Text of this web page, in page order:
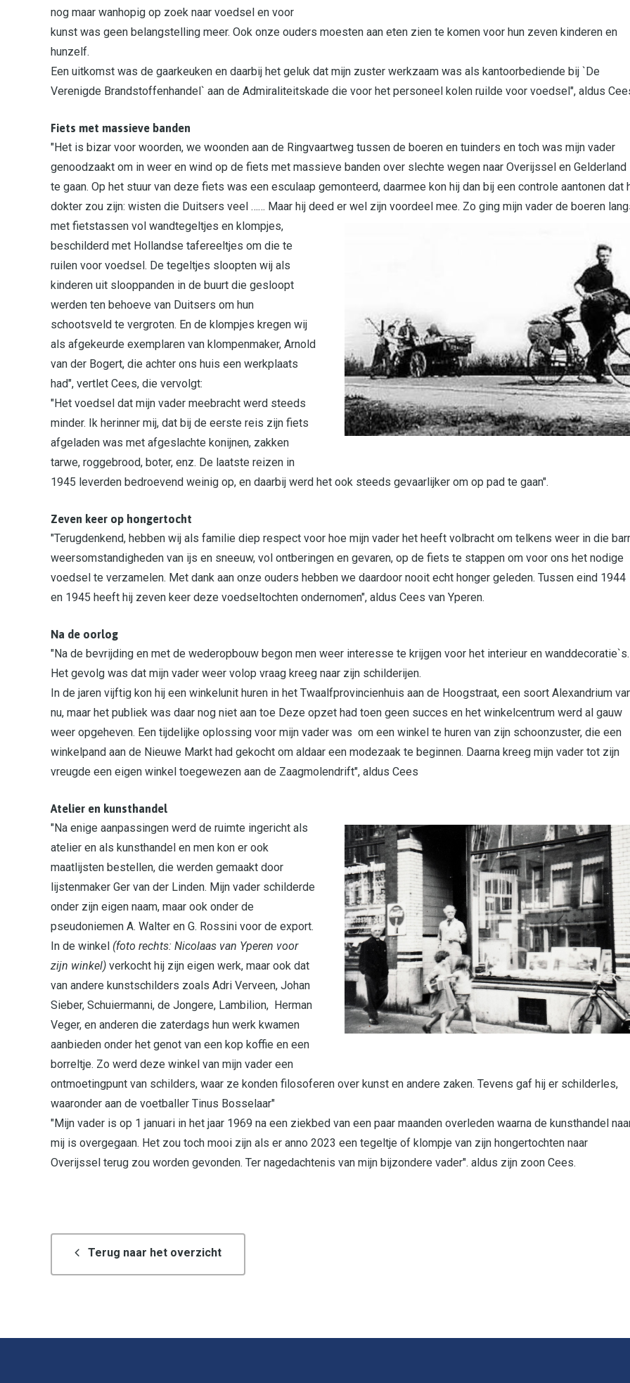
nog maar wanhopig op zoek naar voedsel en voor
kunst was geen belangstelling meer. Ook onze ouders moesten aan eten zien te komen voor hun zeven kinderen en
hunzelf.
Een uitkomst was de gaarkeuken en daarbij het geluk dat mijn zuster werkzaam was als kantoorbediende bij `De
Verenigde Brandstoffenhandel` aan de Admiraliteitskade die voor het personeel kolen ruilde voor voedsel", aldus
Fiets met massieve banden
"Het is bizar voor woorden, we woonden aan de Ringvaartweg tussen de boeren en tuinders en toch was mijn vader
genoodzaakt om in weer en wind op de fiets met massieve banden over slechte wegen naar Overijssel en Gelderland
te gaan. Op het stuur van deze fiets was een esculaap gemonteerd, daarmee kon hij dan bij een controle aantonen dat
dokter zou zijn: wisten die Duitsers veel …… Maar hij deed er wel zijn voordeel mee. Zo ging mijn vader de boeren
met fietstassen vol wandtegeltjes en klompjes,
beschilderd met Hollandse tafereeltjes om die te
ruilen voor voedsel. De tegeltjes sloopten wij als
kinderen uit slooppanden in de buurt die gesloopt
werden ten behoeve van Duitsers om hun
schootsveld te vergroten. En de klompjes kregen wij
als afgekeurde exemplaren van klompenmaker, Arnold
van der Bogert, die achter ons huis een werkplaats
had", vertlet Cees, die vervolgt:
"Het voedsel dat mijn vader meebracht werd steeds
minder. Ik herinner mij, dat bij de eerste reis zijn fiets
afgeladen was met afgeslachte konijnen, zakken
tarwe, roggebrood, boter, enz. De laatste reizen in
1945 leverden bedroevend weinig op, en daarbij werd het ook steeds gevaarlijker om op pad te gaan".
Zeven keer op hongertocht
"Terugdenkend, hebben wij als familie diep respect voor hoe mijn vader het heeft volbracht om telkens weer in die
weersomstandigheden van ijs en sneeuw, vol ontberingen en gevaren, op de fiets te stappen om voor ons het nodige
voedsel te verzamelen. Met dank aan onze ouders hebben we daardoor nooit echt honger geleden. Tussen eind 1944
en 1945 heeft hij zeven keer deze voedseltochten ondernomen", aldus Cees van Yperen.
Na de oorlog
"Na de bevrijding en met de wederopbouw begon men weer interesse te krijgen voor het interieur en wanddecoratie`s.
Het gevolg was dat mijn vader weer volop vraag kreeg naar zijn schilderijen.
In de jaren vijftig kon hij een winkelunit huren in het Twaalfprovincienhuis aan de Hoogstraat, een soort Alexandrium
nu, maar het publiek was daar nog niet aan toe Deze opzet had toen geen succes en het winkelcentrum werd al gauw
weer opgeheven. Een tijdelijke oplossing voor mijn vader was om een winkel te huren van zijn schoonzuster, die een
winkelpand aan de Nieuwe Markt had gekocht om aldaar een modezaak te beginnen. Daarna kreeg mijn vader tot zijn
vreugde een eigen winkel toegewezen aan de Zaagmolendrift", aldus Cees
Atelier en kunsthandel
"Na enige aanpassingen werd de ruimte ingericht als
atelier en als kunsthandel en men kon er ook
maatlijsten bestellen, die werden gemaakt door
lijstenmaker Ger van der Linden. Mijn vader schilderde
onder zijn eigen naam, maar ook onder de
pseudoniemen A. Walter en G. Rossini voor de export.
In de winkel (foto rechts: Nicolaas van Yperen voor
zijn winkel) verkocht hij zijn eigen werk, maar ook dat
van andere kunstschilders zoals Adri Verveen, Johan
Sieber, Schuiermanni, de Jongere, Lambilion, Herman
Veger, en anderen die zaterdags hun werk kwamen
aanbieden onder het genot van een kop koffie en een
borreltje. Zo werd deze winkel van mijn vader een
ontmoetingpunt van schilders, waar ze konden filosoferen over kunst en andere zaken. Tevens gaf hij er schilderles,
waaronder aan de voetballer Tinus Bosselaar"
"Mijn vader is op 1 januari in het jaar 1969 na een ziekbed van een paar maanden overleden waarna de kunsthandel
mij is overgegaan. Het zou toch mooi zijn als er anno 2023 een tegeltje of klompje van zijn hongertochten naar
Overijssel terug zou worden gevonden. Ter nagedachtenis van mijn bijzondere vader". aldus zijn zoon Cees.
Terug naar het overzicht